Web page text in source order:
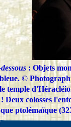
: Objets
©
temple
Deux colosses
ptolémaïque